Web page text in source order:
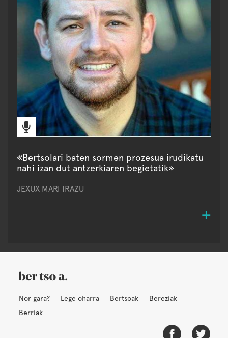
«Bertsolari baten sormen prozesua irudikatu
nahi izan dut antzerkiaren begietatik»
JEXUX MARI IRAZU
Nor gara? Lege oharra Bertsoak
Bereziak
Berriak